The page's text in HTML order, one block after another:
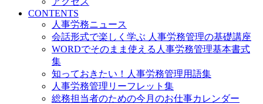
CONTENTS
人事労務ニュース
会話形式で楽しく学ぶ 人事労務管理の基礎講座
WORDでそのまま使える人事労務管理基本書式
集
知っておきたい！人事労務管理用語集
人事労務管理リーフレット集
総務担当者のための今月のお仕事カレンダー